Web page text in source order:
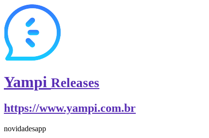
Yampi Releases
https://www.yampi.com.br
novidadesapp